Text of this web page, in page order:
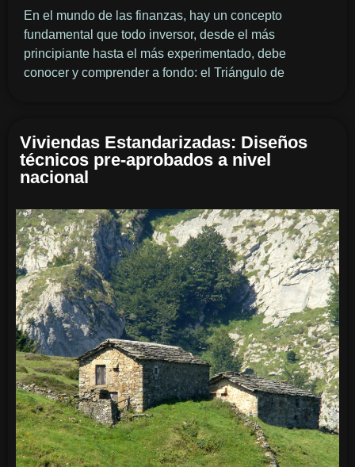
En el mundo de las finanzas, hay un concepto
fundamental que todo inversor, desde el más
principiante hasta el más experimentado, debe
conocer y comprender a fondo: el Triángulo de
Viviendas Estandarizadas: Diseños
técnicos pre-aprobados a nivel
nacional